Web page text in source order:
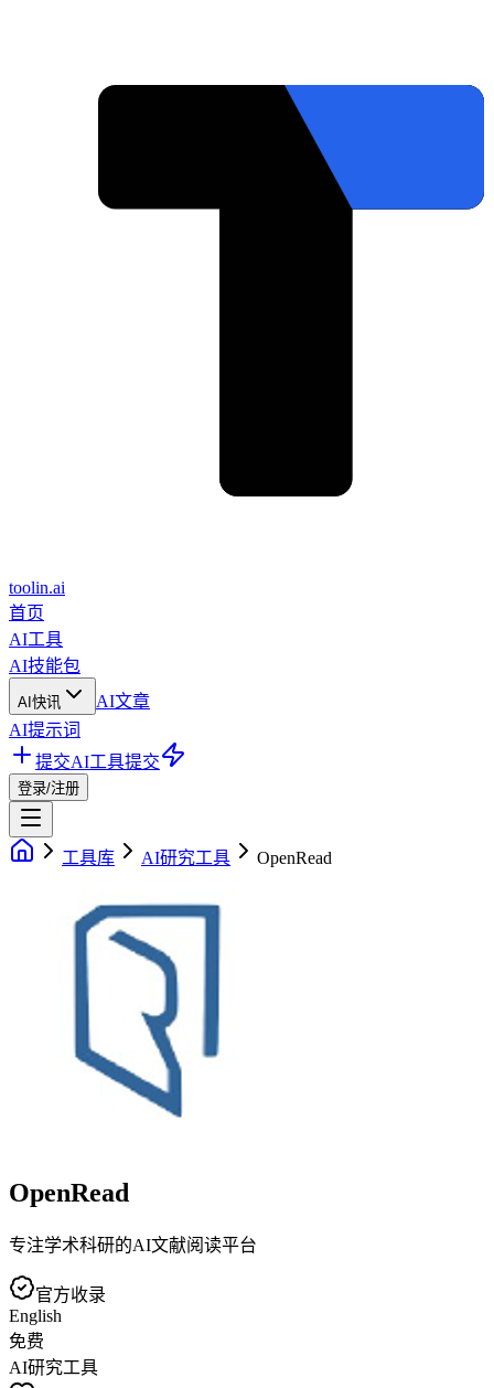
toolin.ai
首页
AI工具
AI技能包
AI快讯
AI文章
AI提示词
提交AI工具提交
登录/注册
工具库 AI研究工具 OpenRead
OpenRead
专注学术科研的AI文献阅读平台
官方收录
English
免费
AI研究工具